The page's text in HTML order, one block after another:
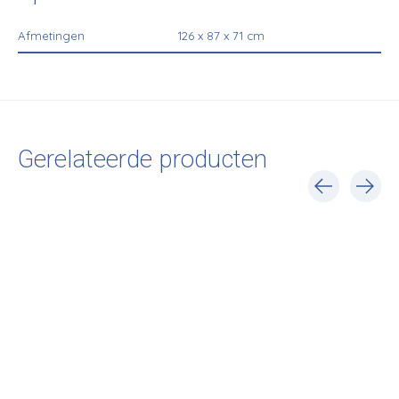
Afmetingen 126 x 87 x 71 cm
Gerelateerde producten